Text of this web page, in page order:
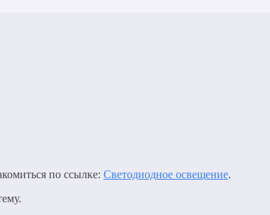
по ссылке: Светодиодное освещение.